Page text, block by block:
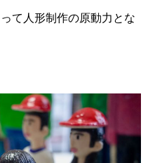
て人形制作の原動力とな